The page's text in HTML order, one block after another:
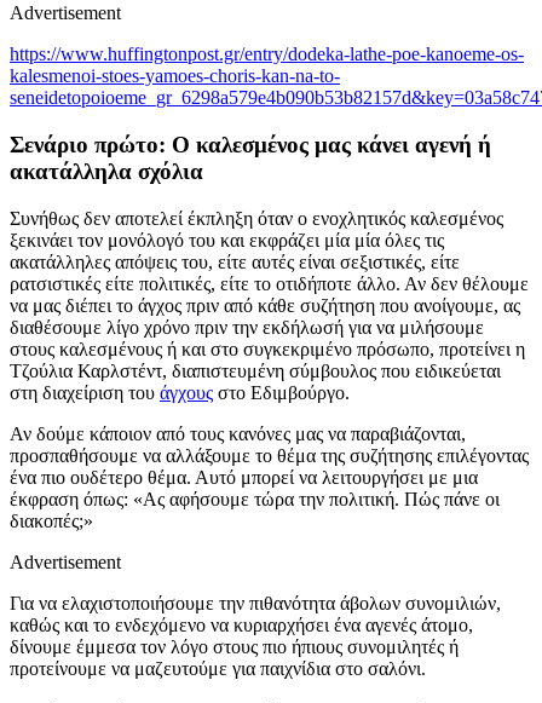
Advertisement
https://www.huffingtonpost.gr/entry/dodeka-lathe-poe-kanoeme-os-
kalesmenoi-stoes-yamoes-choris-kan-na-to-
Σενάριο πρώτο: Ο καλεσμένος μας κάνει αγενή ή
ακατάλληλα σχόλια
Συνήθως δεν αποτελεί έκπληξη όταν ο ενοχλητικός καλεσμένος
ξεκινάει τον μονόλογό του και εκφράζει μία μία όλες τις
ακατάλληλες απόψεις του, είτε αυτές είναι σεξιστικές, είτε
ρατσιστικές είτε πολιτικές, είτε το οτιδήποτε άλλο. Αν δεν θέλουμε
να μας διέπει το άγχος πριν από κάθε συζήτηση που ανοίγουμε, ας
διαθέσουμε λίγο χρόνο πριν την εκδήλωσή για να μιλήσουμε
στους καλεσμένους ή και στο συγκεκριμένο πρόσωπο, προτείνει η
Τζούλια Καρλστέντ, διαπιστευμένη σύμβουλος που ειδικεύεται
στη διαχείριση του άγχους στο Εδιμβούργο.
Αν δούμε κάποιον από τους κανόνες μας να παραβιάζονται,
προσπαθήσουμε να αλλάξουμε το θέμα της συζήτησης επιλέγοντας
ένα πιο ουδέτερο θέμα. Αυτό μπορεί να λειτουργήσει με μια
έκφραση όπως: «Ας αφήσουμε τώρα την πολιτική. Πώς πάνε οι
διακοπές;»
Advertisement
Για να ελαχιστοποιήσουμε την πιθανότητα άβολων συνομιλιών,
καθώς και το ενδεχόμενο να κυριαρχήσει ένα αγενές άτομο,
δίνουμε έμμεσα τον λόγο στους πιο ήπιους συνομιλητές ή
προτείνουμε να μαζευτούμε για παιχνίδια στο σαλόνι.